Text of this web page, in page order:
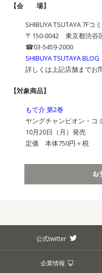
【会 場】
SHIBUYA TSUTAYA 7Fコ
〒150-0042 東京都渋谷
☎︎03-5459-2000
SHIBUYA TSUTAYA BLOG
詳しくは上記店舗までお
【対象商品】
もて介 第2巻
ヤングチャンピオン・コ
10月20日（月）発売
定価 本体750円＋税
公式twitter
企業情報